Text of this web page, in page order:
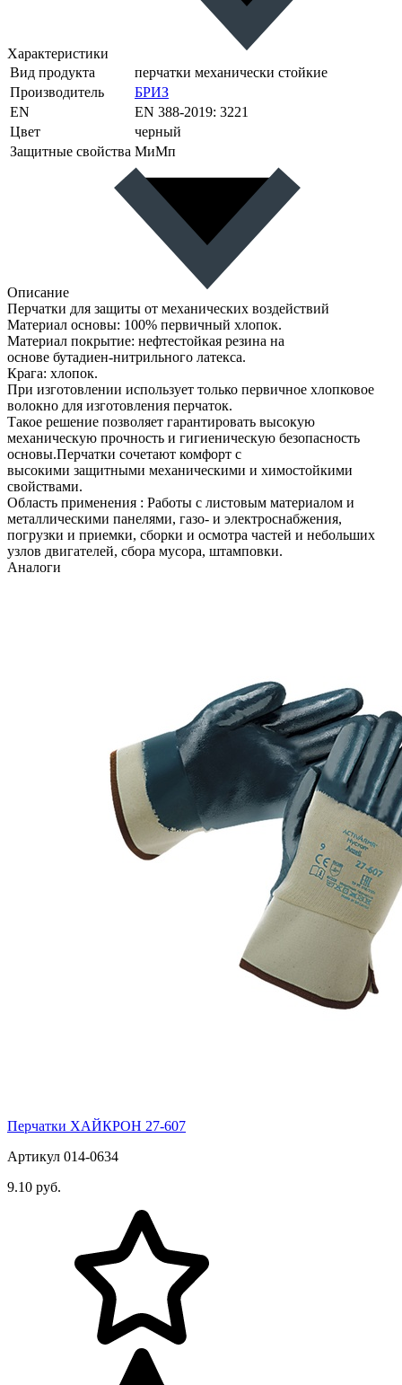
Характеристики
Вид продукта
перчатки механически стойкие
Производитель
БРИЗ
EN
EN 388-2019: 3221
Цвет
черный
Защитные свойства МиМп
Описание
Перчатки для защиты от механических воздействий
Материал основы: 100% первичный хлопок.
Материал покрытие: нефтестойкая резина на
основе бутадиен-нитрильного латекса.
Крага: хлопок.
При изготовлении использует только первичное хлопковое
волокно для изготовления перчаток.
Такое решение позволяет гарантировать высокую
механическую прочность и гигиеническую безопасность
основы.Перчатки сочетают комфорт с
высокими защитными механическими и химостойкими
свойствами.
Область применения : Работы с листовым материалом и
металлическими панелями, газо- и электроснабжения,
погрузки и приемки, сборки и осмотра частей и небольших
узлов двигателей, сбора мусора, штамповки.
Аналоги
Перчатки ХАЙКРОН 27-607
Артикул 014-0634
9.10 руб.